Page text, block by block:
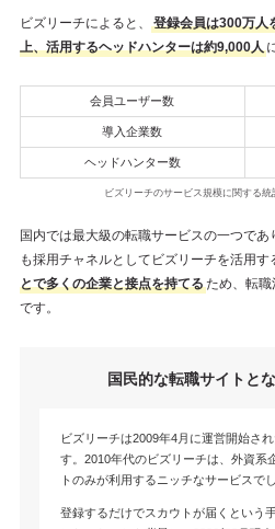
ビズリーチによると、
登録会員は300万人
上、活用するヘッドハンターは約9,000人
会員ユーザー数
導入企業数
ヘッドハンター数
ビズリーチのサービス規模に関する統
国内では最大級の転職サービスの一つで
も採用チャネルとしてビズリーチを活用す
とで多くの企業と接点を持てるため、転職
です。
国民的な転職サイトと
ビズリーチは2009年4月に運営開始さ
す。2010年代のビズリーチは、外資系
トのみが利用するニッチなサービスでし
登録するだけでスカウトが届くという